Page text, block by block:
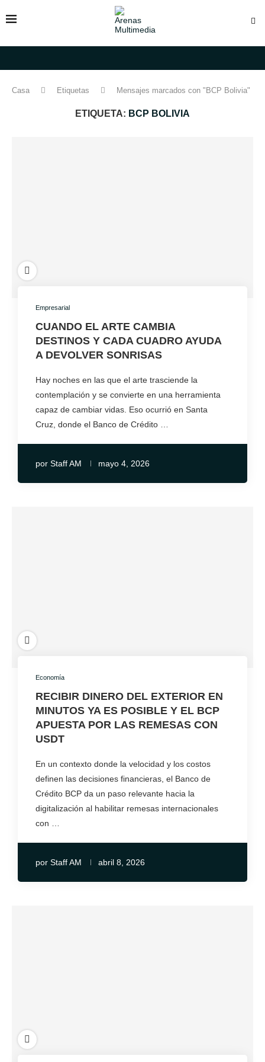
Casa Etiquetas Mensajes marcados con "BCP Bolivia"
ETIQUETA: BCP BOLIVIA
Empresarial
CUANDO EL ARTE CAMBIA
DESTINOS Y CADA CUADRO AYUDA
A DEVOLVER SONRISAS
Hay noches en las que el arte trasciende la
contemplación y se convierte en una herramienta
capaz de cambiar vidas. Eso ocurrió en Santa
Cruz, donde el Banco de Crédito …
por Staff AM mayo 4, 2026
Economía
RECIBIR DINERO DEL EXTERIOR EN
MINUTOS YA ES POSIBLE Y EL BCP
APUESTA POR LAS REMESAS CON
USDT
En un contexto donde la velocidad y los costos
definen las decisiones financieras, el Banco de
Crédito BCP da un paso relevante hacia la
digitalización al habilitar remesas internacionales
con …
por Staff AM abril 8, 2026